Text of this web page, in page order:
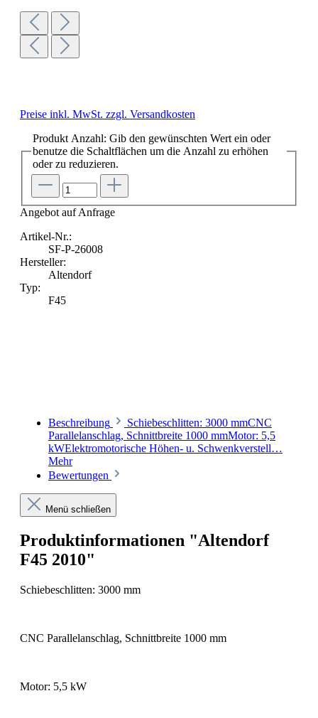
Preise inkl. MwSt. zzgl. Versandkosten
Produkt Anzahl: Gib den gewünschten Wert ein oder
benutze die Schaltflächen um die Anzahl zu erhöhen
oder zu reduzieren.
Angebot auf Anfrage
Artikel-Nr.:
SF-P-26008
Hersteller:
Altendorf
Typ:
F45
Beschreibung
Schiebeschlitten: 3000 mmCNC
Parallelanschlag, Schnittbreite 1000 mmMotor: 5,5
kWElektromotorische Höhen- u. Schwenkverstell…
Mehr
Bewertungen
Menü schließen
Produktinformationen "Altendorf
F45 2010"
Schiebeschlitten: 3000 mm
CNC Parallelanschlag, Schnittbreite 1000 mm
Motor: 5,5 kW